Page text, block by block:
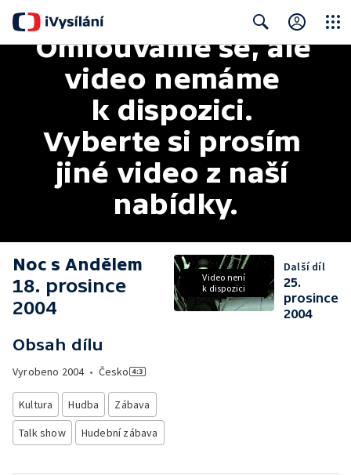
Search
Omlouváme se, ale
video nemáme
k dispozici.
Vyberte si prosím
jiné video z naší
nabídky.
Noc s Andělem
18. prosince
2004
Obsah dílu
Vyrobeno 2004• Česko
Kultura Hudba
Zábava
Talk show
Hudební zábava
Video není
k dispozici
Další díl
25.
prosince
2004